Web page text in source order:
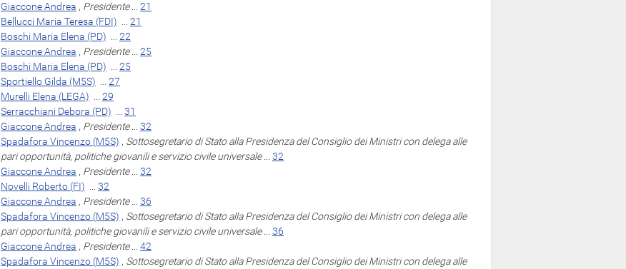
Giaccone Andrea , Presidente... 21
Bellucci Maria Teresa (FDI)
21
Boschi Maria Elena (PD)
22
Giaccone Andrea , Presidente... 25
Boschi Maria Elena (PD)
25
Sportiello Gilda (M5S)
27
Murelli Elena (LEGA)
29
Serracchiani Debora (PD)
31
Giaccone Andrea , Presidente... 32
Spadafora Vincenzo (M5S) , Sottosegretario di Stato alla Presidenza del Consiglio dei Ministri con delega alle
pari opportunità, politiche giovanili e servizio civile universale... 32
Giaccone Andrea , Presidente... 32
Novelli Roberto (FI)
32
Giaccone Andrea , Presidente... 36
Spadafora Vincenzo (M5S) , Sottosegretario di Stato alla Presidenza del Consiglio dei Ministri con delega alle
pari opportunità, politiche giovanili e servizio civile universale... 36
Giaccone Andrea , Presidente... 42
Spadafora Vincenzo (M5S) , Sottosegretario di Stato alla Presidenza del Consiglio dei Ministri con delega alle